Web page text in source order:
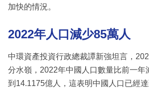
加快的情況。
2022年人口減少85萬人
中環資產投資行政總裁譚新強坦言，
分水嶺，2022年中國人口數量比前一年
到14.1175億人，這表明中國人口已經